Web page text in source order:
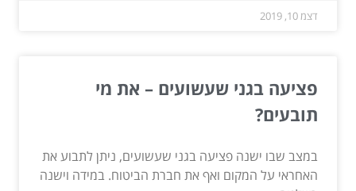
דצמ 10, 2019
פציעה בגני שעשועים – את מי
תובעים?
במצב שבו ישנה פציעה בגני שעשועים, ניתן לתבוע את
האחראי על המקום ואף את חברת הביטוח. במידה וישנה